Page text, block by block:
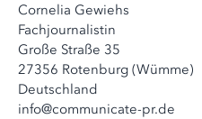
Cornelia Gewiehs
Fachjournalistin
Große Straße 35
27356 Rotenburg (Wümme)
Deutschland
info@communicate-pr.de